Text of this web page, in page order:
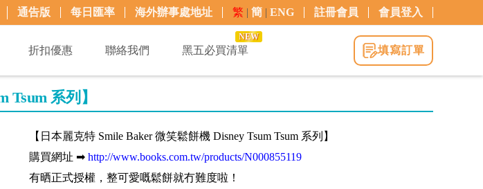
通告版 每日匯率 海外辦事處地址 繁 | 簡 | ENG 註冊會員 會員登入
折扣優惠 聯絡我們 黑五必買清單
NEW
填寫訂單
系列】
【日本麗克特 Smile Baker 微笑鬆餅機 Disney Tsum Tsum 系列】
購買網址 ➡ http://www.books.com.tw/products/N000855119
有晒正式授權，整可愛嘅鬆餅就冇難度啦！